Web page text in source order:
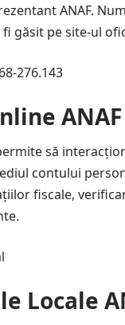
ANAF.
găsit pe site-ul
276.143
ANAF
să
contului
fiscale,
Locale